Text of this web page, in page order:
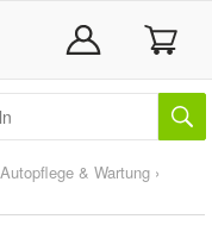
Autopflege & Wartung ›